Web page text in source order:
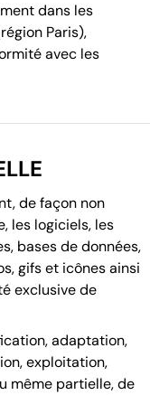
dans les
Paris),
avec les
de façon non
les logiciels, les
bases de données,
gifs et icônes ainsi
exclusive de
adaptation,
exploitation,
même partielle, de